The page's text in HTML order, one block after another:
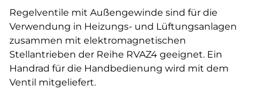
Regelventile mit Außengewinde sind für die
Verwendung in Heizungs- und Lüftungsanlagen
zusammen mit elektromagnetischen
Stellantrieben der Reihe RVAZ4 geeignet. Ein
Handrad für die Handbedienung wird mit dem
Ventil mitgeliefert.